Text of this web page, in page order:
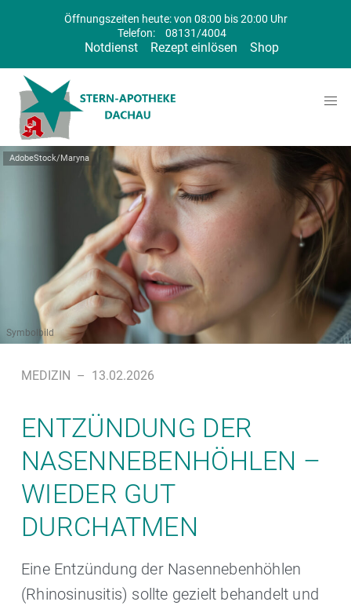
Öffnungszeiten heute: von 08:00 bis 20:00 Uhr
Telefon:
08131/4004
Notdienst Rezept einlösen Shop
AdobeStock/Maryna
Symbolbild
MEDIZIN – 13.02.2026
ENTZÜNDUNG DER
NASENNEBENHÖHLEN –
WIEDER GUT
DURCHATMEN
Eine Entzündung der Nasennebenhöhlen
(Rhinosinusitis) sollte gezielt behandelt und